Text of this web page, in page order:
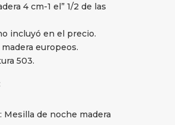
4 cm-1 el” 1/2 de las
incluyó en el precio.
europeos.
503.
: Mesilla de noche madera